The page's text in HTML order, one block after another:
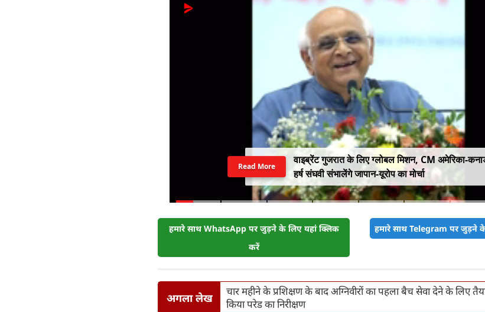
वाइब्रेंट गुजरात के लिए ग्लोबल मिशन, CM अमेरिका-
हर्ष संघवी संभालेंगे जापान-यूरोप का मोर्चा
Read More
हमारे साथ WhatsApp पर जुड़ने के लिए यहां क्लिक
करें
हमारे साथ Telegram पर जुड़ने
अगला लेख
चार महीने के प्रशिक्षण के बाद अग्निवीरों का पहला बैच सेवा देने के लिए
किया परेड का निरीक्षण